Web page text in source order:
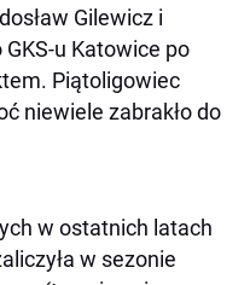
Gilewicz i
u Katowice po
Piątoligowiec
niewiele zabrakło do
w ostatnich latach
w sezonie